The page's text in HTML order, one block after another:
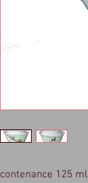
contenance 125 ml